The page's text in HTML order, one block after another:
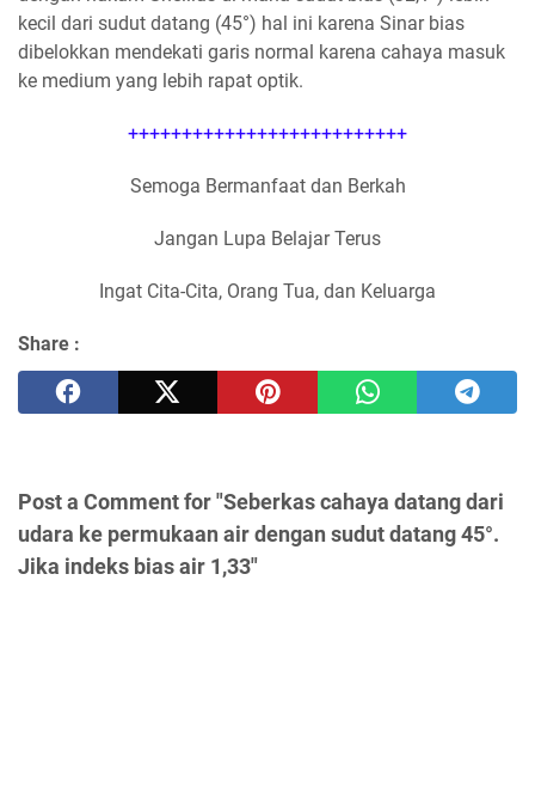
kecil dari sudut datang (45°) hal ini karena Sinar bias
dibelokkan mendekati garis normal karena cahaya masuk
ke medium yang lebih rapat optik.
++++++++++++++++++++++++++
Semoga Bermanfaat dan Berkah
Jangan Lupa Belajar Terus
Ingat Cita-Cita, Orang Tua, dan Keluarga
Share :
Post a Comment for "Seberkas cahaya datang dari
udara ke permukaan air dengan sudut datang 45°.
Jika indeks bias air 1,33"